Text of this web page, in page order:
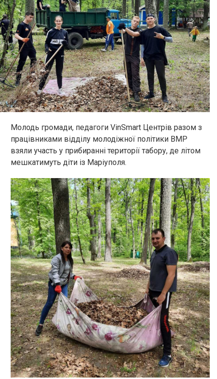
Молодь громади, педагоги VinSmart Центрів разом з
працівниками відділу молодіжної політики ВМР
взяли участь у прибиранні території табору, де літом
мешкатимуть діти із Маріуполя.